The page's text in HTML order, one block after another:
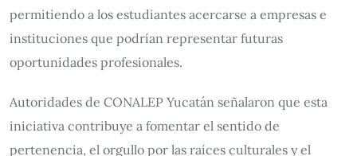
permitiendo a los estudiantes acercarse a empresas e
instituciones que podrían representar futuras
oportunidades profesionales.
Autoridades de CONALEP Yucatán señalaron que esta
iniciativa contribuye a fomentar el sentido de
pertenencia, el orgullo por las raíces culturales y el